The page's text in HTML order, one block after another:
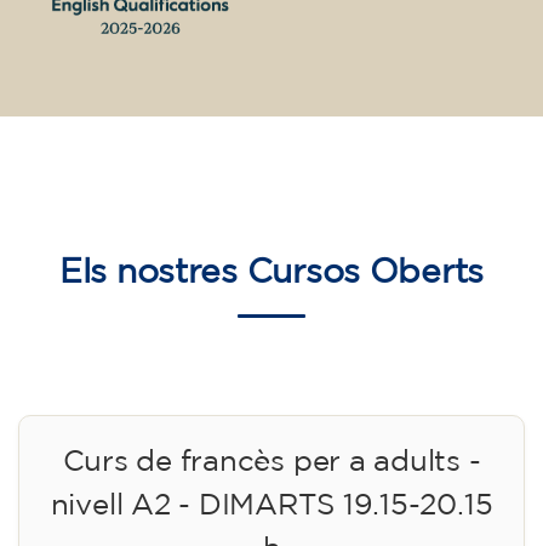
Els nostresCursos Oberts
Curs de francès per a adults -
nivell A2 - DIMARTS 19.15-20.15